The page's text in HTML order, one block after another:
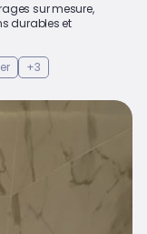
sur mesure,
durables et
+3